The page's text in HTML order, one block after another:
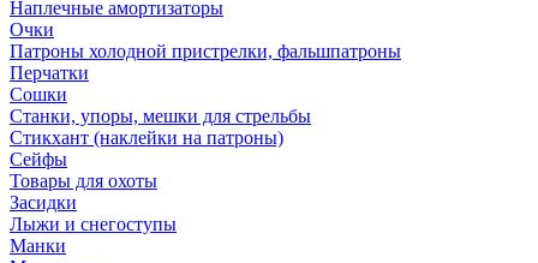
Наплечные амортизаторы
Очки
Патроны холодной пристрелки, фальшпатроны
Перчатки
Сошки
Станки, упоры, мешки для стрельбы
Стикхант (наклейки на патроны)
Сейфы
Товары для охоты
Засидки
Лыжи и снегоступы
Манки